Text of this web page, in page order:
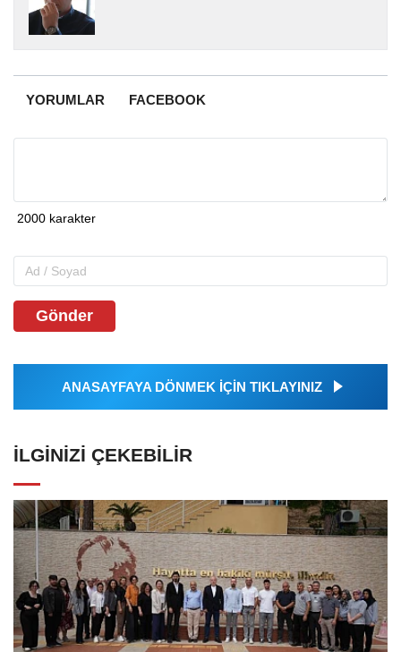
YORUMLAR FACEBOOK
Gönder
ANASAYFAYA DÖNMEK İÇİN TIKLAYINIZ
İLGINIZI ÇEKEBILIR